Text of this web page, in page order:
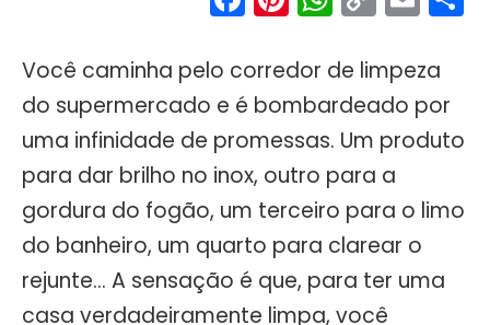
Link
Você caminha pelo corredor de limpeza
do supermercado e é bombardeado por
uma infinidade de promessas. Um produto
para dar brilho no inox, outro para a
gordura do fogão, um terceiro para o limo
do banheiro, um quarto para clarear o
rejunte… A sensação é que, para ter uma
casa verdadeiramente limpa, você